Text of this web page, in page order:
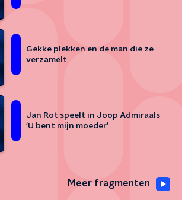
Gekke plekken en de man die ze
verzamelt
Jan Rot speelt in Joop Admiraals
'U bent mijn moeder'
Meer fragmenten